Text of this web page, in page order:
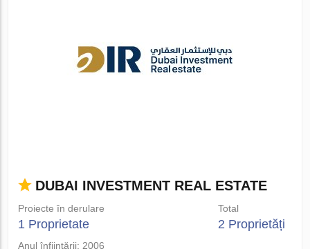
DUBAI INVESTMENT REAL ESTATE
Proiecte în derulare
1 Proprietate
Total
2 Proprietăți
Anul înființării: 2006